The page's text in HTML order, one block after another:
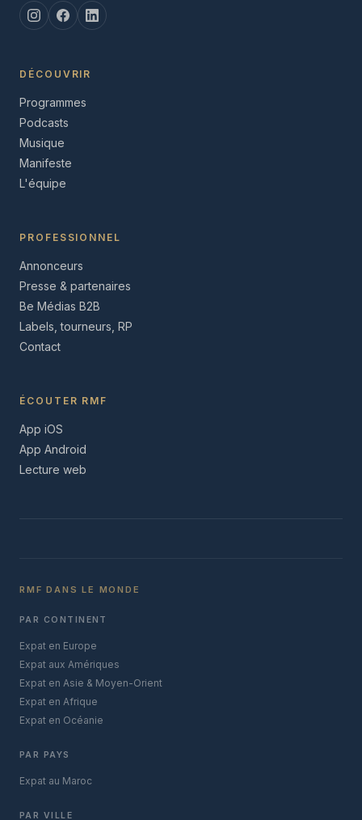
DÉCOUVRIR
Programmes
Podcasts
Musique
Manifeste
L'équipe
PROFESSIONNEL
Annonceurs
Presse & partenaires
Be Médias B2B
Labels, tourneurs, RP
Contact
ÉCOUTER RMF
App iOS
App Android
Lecture web
RMF DANS LE MONDE
PAR CONTINENT
Expat en Europe
Expat aux Amériques
Expat en Asie & Moyen-Orient
Expat en Afrique
Expat en Océanie
PAR PAYS
Expat au Maroc
PAR VILLE